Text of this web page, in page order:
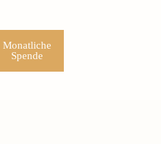
Monatliche
Spende